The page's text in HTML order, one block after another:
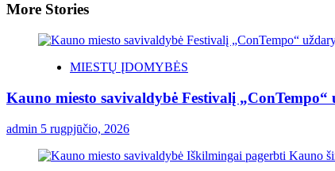
More Stories
MIESTŲ ĮDOMYBĖS
Kauno miesto savivaldybė Festivalį
admin 5 rugpjūčio, 2026